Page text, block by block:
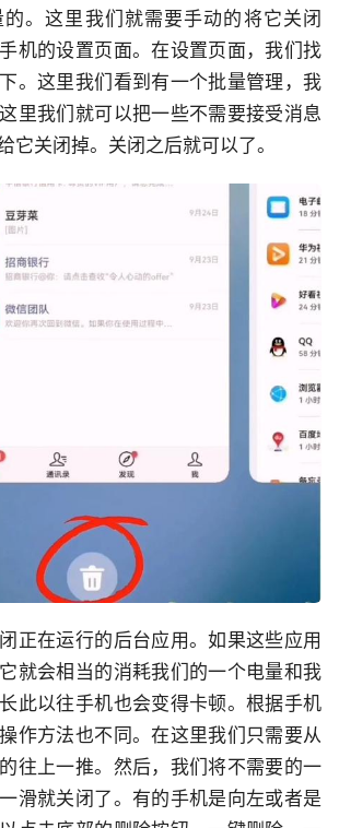
。这里我们就需要手动的将它关闭
机的设置页面。在设置页面，我们找
。这里我们看到有一个批量管理，我
里我们就可以把一些不需要接受消息
它关闭掉。关闭之后就可以了。
正在运行的后台应用。如果这些应用
就会相当的消耗我们的一个电量和我
此以往手机也会变得卡顿。根据手机
作方法也不同。在这里我们只需要从
往上一推。然后，我们将不需要的一
滑就关闭了。有的手机是向左或者是